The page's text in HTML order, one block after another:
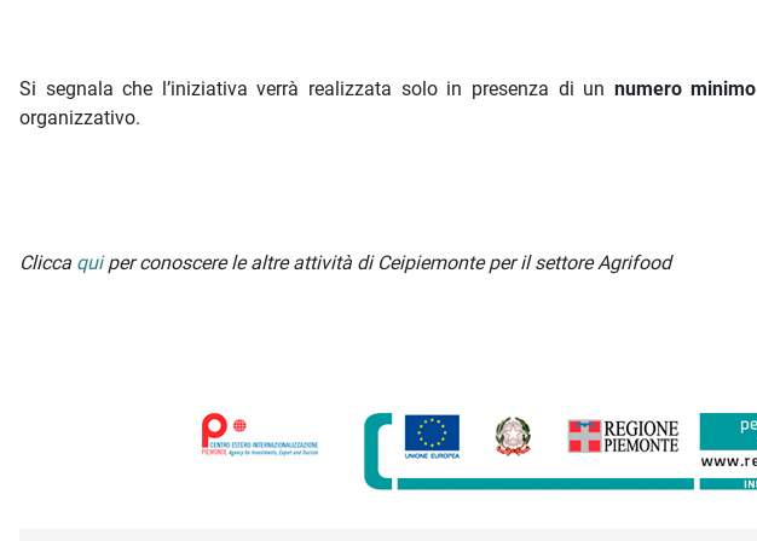
Si segnala che l’iniziativa verrà realizzata solo in presenza di un numero minimo
organizzativo.
Clicca quiper conoscere le altre attività di Ceipiemonte per il settore Agrifood